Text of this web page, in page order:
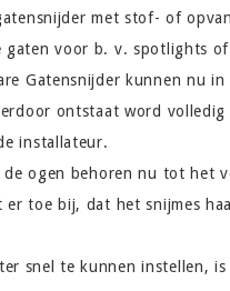
met stof- of
gaten voor b. v. spotlights
Gatensnijder kunnen nu
ontstaat word
installateur.
ogen behoren nu tot het
er toe bij, dat het snijmes
snel te kunnen instellen,